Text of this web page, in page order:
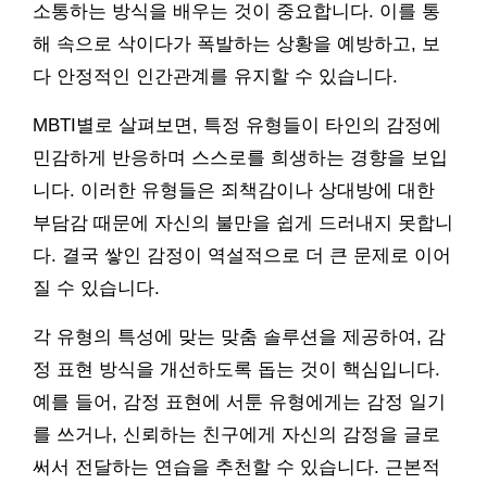
소통하는 방식을 배우는 것이 중요합니다. 이를 통
해 속으로 삭이다가 폭발하는 상황을 예방하고, 보
다 안정적인 인간관계를 유지할 수 있습니다.
MBTI별로 살펴보면, 특정 유형들이 타인의 감정에
민감하게 반응하며 스스로를 희생하는 경향을 보입
니다. 이러한 유형들은 죄책감이나 상대방에 대한
부담감 때문에 자신의 불만을 쉽게 드러내지 못합니
다. 결국 쌓인 감정이 역설적으로 더 큰 문제로 이어
질 수 있습니다.
각 유형의 특성에 맞는 맞춤 솔루션을 제공하여, 감
정 표현 방식을 개선하도록 돕는 것이 핵심입니다.
예를 들어, 감정 표현에 서툰 유형에게는 감정 일기
를 쓰거나, 신뢰하는 친구에게 자신의 감정을 글로
써서 전달하는 연습을 추천할 수 있습니다. 근본적